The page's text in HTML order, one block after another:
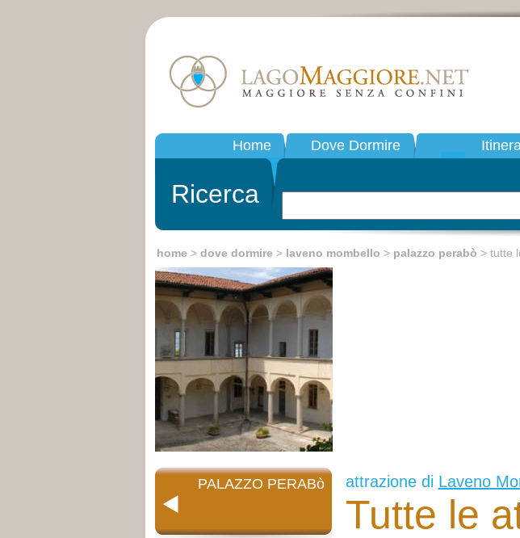
Home Dove Dormire
Ricerca
home > dove dormire > laveno mombello > palazzo perabò > tutte
PALAZZO PERABò attrazione di Laveno
Tutte le